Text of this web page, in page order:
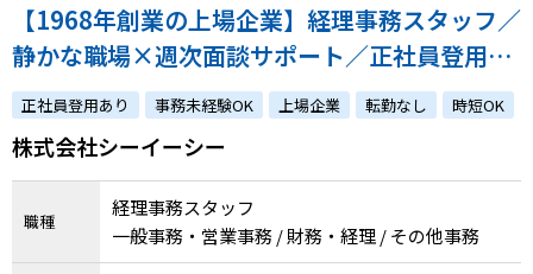
【1968年創業の上場企業】経理事務スタッフ／
静かな職場×週次面談サポート／正社員登用実
績あり／週30時間の時短OK
正社員登用あり 事務未経験OK 上場企業 転勤なし 時短OK
株式会社シーイーシー
職種
経理事務スタッフ
一般事務・営業事務 / 財務・経理 / その他事務